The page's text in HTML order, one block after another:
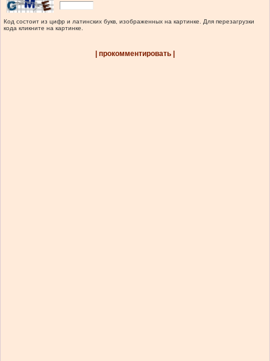
Код состоит из цифр и латинских букв, изображенных на картинке. Для перезагрузки
кода кликните на картинке.
| прокомментировать |